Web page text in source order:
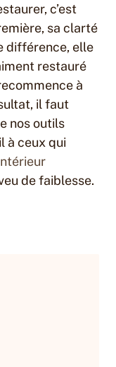
c’est
sa clarté
différence, elle
restauré
à
il faut
nos outils
à ceux qui
de faiblesse.